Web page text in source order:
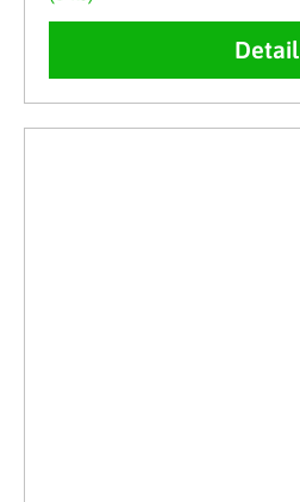
Detail